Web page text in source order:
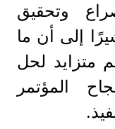
وتحقيق
إلى أن ما
متزايد لحل
المؤتمر